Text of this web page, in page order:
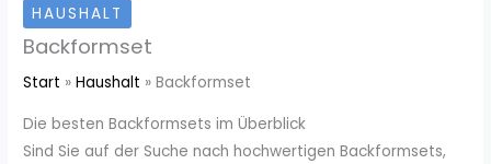
HAUSHALT
Backformset
Start Haushalt Backformset
Die besten Backformsets im Überblick
Sind Sie auf der Suche nach hochwertigen Backformsets,